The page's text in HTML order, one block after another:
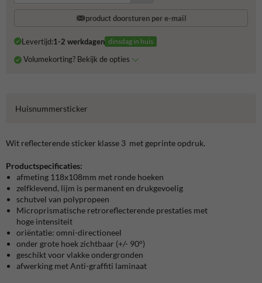
product doorsturen per e-mail
Levertijd:1-2 werkdagen dinsdag in huis
Volumekorting? Bekijk de opties
Huisnummersticker
Wit reflecterende sticker klasse 3 met geprinte opdruk.
Productspecificaties:
afmeting 118x108mm met ronde hoeken
zelfklevend, lijm is permanent en drukgevoelig
schutvel van polypropeen
Microprismatische retroreflecterende prestaties met
hoge intensiteit
oriëntatie: omni-directioneel
onder grote hoek zichtbaar (+/- 90°)
geschikt voor vlakke ondergronden
afwerking met Anti-graffiti laminaat